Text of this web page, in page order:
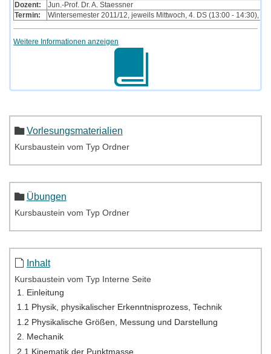
Dozent:
Jun.-Prof. Dr. A. Staessner
Termin:
Wintersemester 2011/12, jeweils Mittwoch, 4. DS (13:00 - 14:30),
Weitere Informationen anzeigen
Vorlesungsmaterialien
Kursbaustein vom Typ Ordner
Übungen
Kursbaustein vom Typ Ordner
Inhalt
Kursbaustein vom Typ Interne Seite